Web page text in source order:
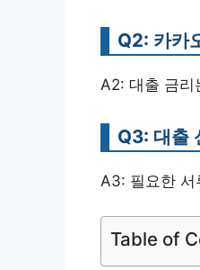
Q2: 카카
A2: 대출 금리
Q3: 대출
A3: 필요한 서
Table of